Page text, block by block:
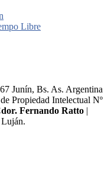
Libre
Junín, Bs. As. Argentina
Propiedad Intelectual Nº
Fernando Ratto |